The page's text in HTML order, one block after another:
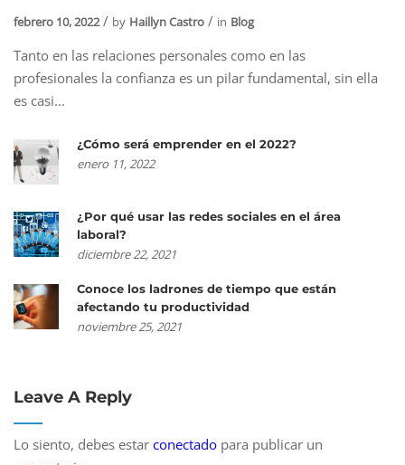
febrero 10, 2022 by Haillyn Castro in Blog
Tanto en las relaciones personales como en las
profesionales la confianza es un pilar fundamental, sin ella
es casi...
¿Cómo será emprender en el 2022?
enero 11, 2022
¿Por qué usar las redes sociales en el área
laboral?
diciembre 22, 2021
Conoce los ladrones de tiempo que están
afectando tu productividad
noviembre 25, 2021
Leave A Reply
Lo siento, debes estar conectado para publicar un